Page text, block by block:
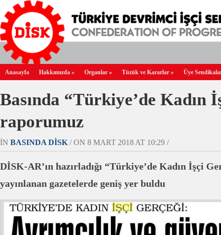
Anasayfa Hakkımızda » Organlar » Tüzük ve Kararlar » Üye
Basında “Türkiye’de Kadın
raporumuz
IN BASINDA DİSK/ ON 8 MART 2018 AT 10:29 /
DİSK-AR’ın hazırladığı “Türkiye’de Kadın İşçi
yayınlanan gazetelerde geniş yer buldu